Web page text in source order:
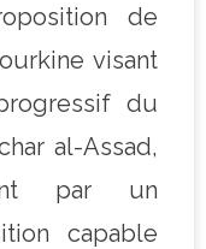
de
visant
du
al-Assad,
par un
capable